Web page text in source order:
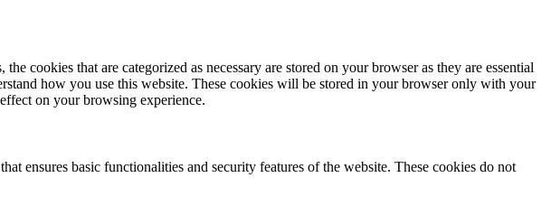
cookies that are categorized as necessary are stored on your browser as they are essential
how you use this website. These cookies will be stored in your browser only with your
on your browsing experience.
ensures basic functionalities and security features of the website. These cookies do not